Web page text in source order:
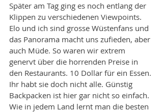
Später am Tag ging es noch entlang der
Klippen zu verschiedenen Viewpoints.
Elo und ich sind grosse Wüstenfans und
das Panorama macht uns zufieden, aber
auch Müde. So waren wir extrem
genervt über die horrenden Preise in
den Restaurants. 10 Dollar für ein Essen.
Ihr habt sie doch nicht alle. Günstig
Backpacken ist hier gar nicht so einfach.
Wie in jedem Land lernt man die besten